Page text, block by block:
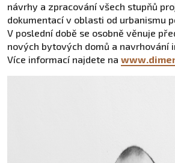
návrhy a zpracování všech stupňů
dokumentací v oblasti od urbanismu
V poslední době se osobně věnuje
nových bytových domů a navrhování
Více informací najdete na